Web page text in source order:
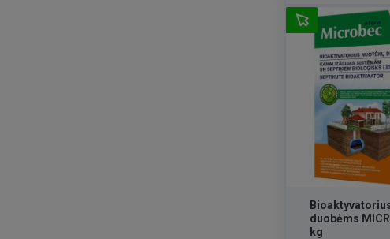
duobėms
kg